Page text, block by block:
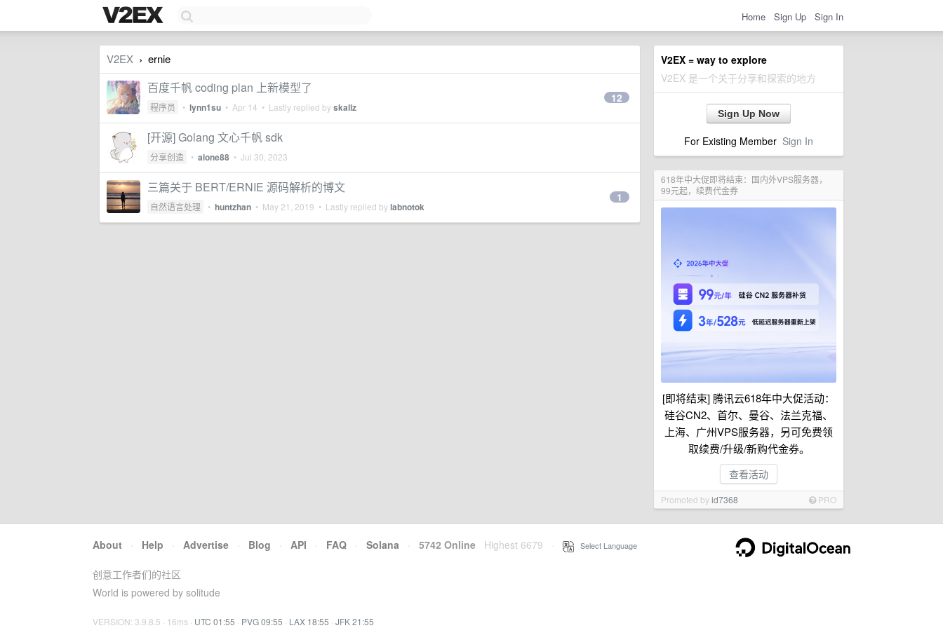
Home Sign Up Sign In
V2EX = way to explore
V2EX 是一个关于分享和探索的地方
Sign Up Now
For Existing Member Sign In
618年中大促即将结束：国内外VPS服务器，
99元起，续费代金券
[即将结束] 腾讯云618年中大促活动：
硅谷CN2、首尔、曼谷、法兰克福、
上海、广州VPS服务器，另可免费领
取续费/升级/新购代金券。
查看活动
Promoted byid7368 PRO
V2EX › ernie
百度千帆 coding plan 上新模型了
程序员 • lynn1su • Apr 14 • Lastly replied byskallz
12
[开源] Golang 文心千帆 sdk
分享创造 • alone88 • Jul 30, 2023
三篇关于 BERT/ERNIE 源码解析的博文
自然语言处理 • huntzhan • May 21, 2019 • Lastly replied bylabnotok
1
About · Help · Advertise · Blog · API · FAQ · Solana · 5742 Online Highest 6679 Select Language
创意工作者们的社区
World is powered by solitude
VERSION: 3.9.8.5 · 16ms · UTC 01:55 · PVG 09:55 · LAX 18:55 · JFK 21:55